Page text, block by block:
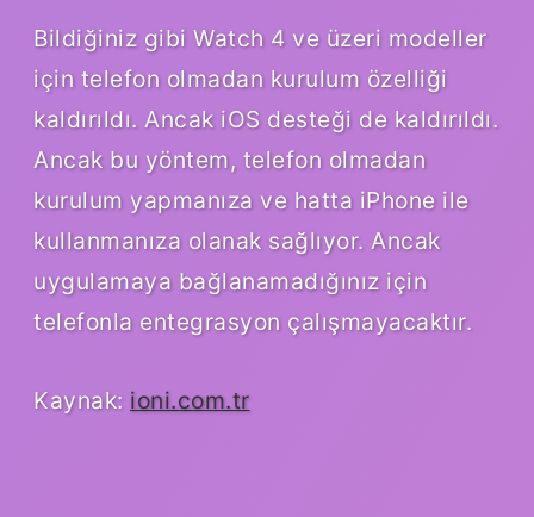
Bildiğiniz gibi Watch 4 ve üzeri modeller
için telefon olmadan kurulum özelliği
kaldırıldı. Ancak iOS desteği de kaldırıldı.
Ancak bu yöntem, telefon olmadan
kurulum yapmanıza ve hatta iPhone ile
kullanmanıza olanak sağlıyor. Ancak
uygulamaya bağlanamadığınız için
telefonla entegrasyon çalışmayacaktır.
Kaynak: ioni.com.tr